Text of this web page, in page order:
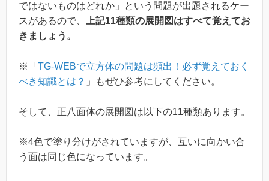
ではないものはどれか」という問題が出題されるケー
スがあるので、 上記11種類の展開図はすべて覚えてお
きましょう。
※「 TG-WEBで立方体の問題は頻出！必ず覚えておく
べき知識とは？ 」もぜひ参考にしてください。
そして、正八面体の展開図は以下の11種類あります。
※4色で塗り分けがされていますが、互いに向かい合
う面は同じ色になっています。